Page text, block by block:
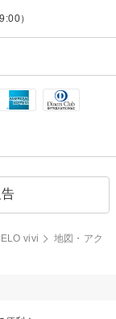
）
vivi
地図・アク